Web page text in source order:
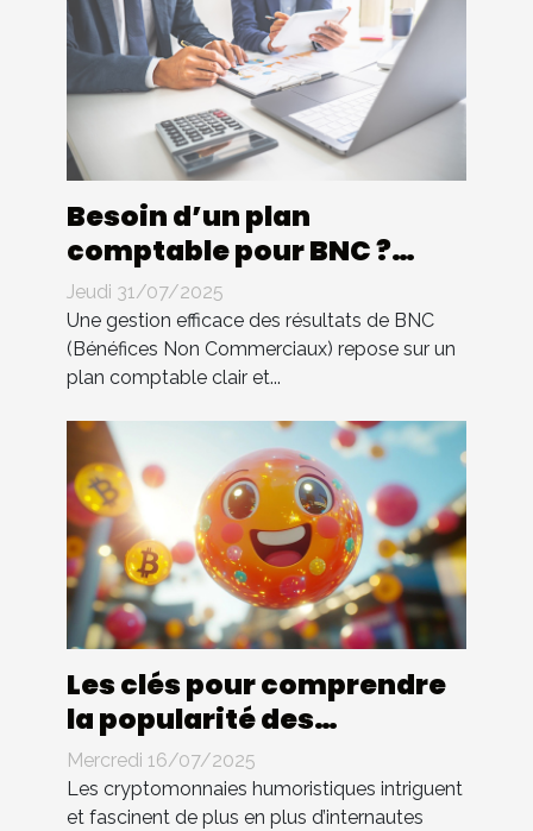
Besoin d’un plan
comptable pour BNC ?
Compta 4 You s’occupe de
tout !
Jeudi 31/07/2025
Une gestion efficace des résultats de BNC
(Bénéfices Non Commerciaux) repose sur un
plan comptable clair et...
Les clés pour comprendre
la popularité des
cryptomonnaies
humoristiques
Mercredi 16/07/2025
Les cryptomonnaies humoristiques intriguent
et fascinent de plus en plus d’internautes